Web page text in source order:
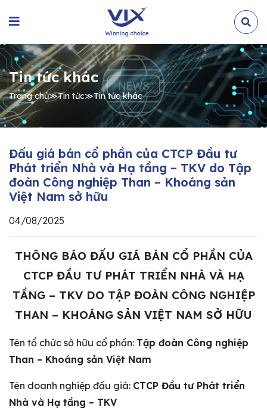
Tin tức khác
Trang chủ≫Tin tức≫Tin tức khác
Đấu giá bán cổ phần của CTCP Đầu tư
Phát triển Nhà và Hạ tầng – TKV do Tập
đoàn Công nghiệp Than – Khoáng sản
Việt Nam sở hữu
04/08/2025
THÔNG BÁO ĐẤU GIÁ BÁN CỔ PHẦN CỦA
CTCP ĐẦU TƯ PHÁT TRIỂN NHÀ VÀ HẠ
TẦNG – TKV DO TẬP ĐOÀN CÔNG NGHIỆP
THAN – KHOÁNG SẢN VIỆT NAM SỞ HỮU
Tên tổ chức sở hữu cổ phần: Tập đoàn Công nghiệp
Than – Khoáng sản Việt Nam
Tên doanh nghiệp đấu giá: CTCP Đầu tư Phát triển
Nhà và Hạ tầng – TKV